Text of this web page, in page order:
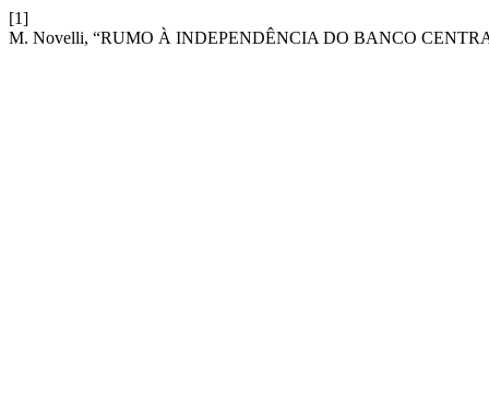
[1]
M. Novelli, “RUMO À INDEPENDÊNCIA DO BANCO